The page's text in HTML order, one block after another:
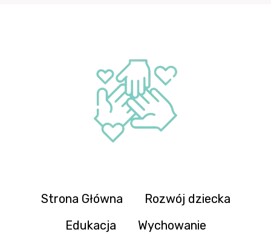
Strona Główna
Rozwój dziecka
Edukacja
Wychowanie